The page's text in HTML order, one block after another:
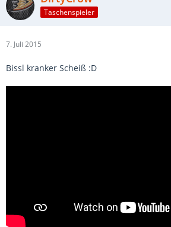
Taschenspieler
7. Juli 2015
Bissl kranker Scheiß :D